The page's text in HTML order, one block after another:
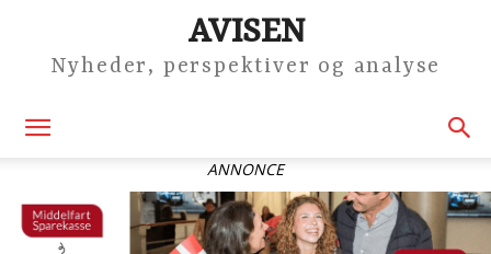
AVISEN
Nyheder, perspektiver og analyse
ANNONCE